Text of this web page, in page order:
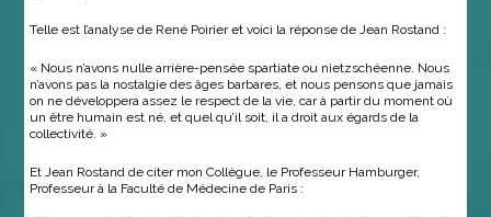
Telle est l’analyse de René Poirier et voici la réponse de Jean Rostand :
« Nous n’avons nulle arrière-pensée spartiate ou nietzschéenne. Nous
n’avons pas la nostalgie des âges barbares, et nous pensons que jamais
on ne développera assez le respect de la vie, car à partir du moment où
un être humain est né, et quel qu’il soit, il a droit aux égards de la
collectivité. »
Et Jean Rostand de citer mon Collègue, le Professeur Hamburger,
Professeur à la Faculté de Médecine de Paris :